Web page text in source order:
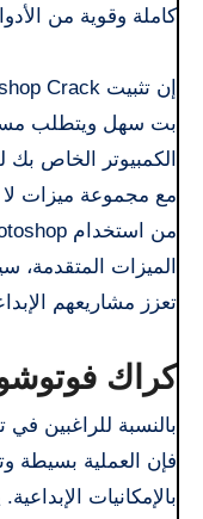
كاملة وقوية من
بت سهل ويتطلب
الكمبيوتر الخاص بك
مع مجموعة ميزات لا
الميزات
تعزز مشاريعهم
كراك فوتوشوب
فإن العملية بسيطة